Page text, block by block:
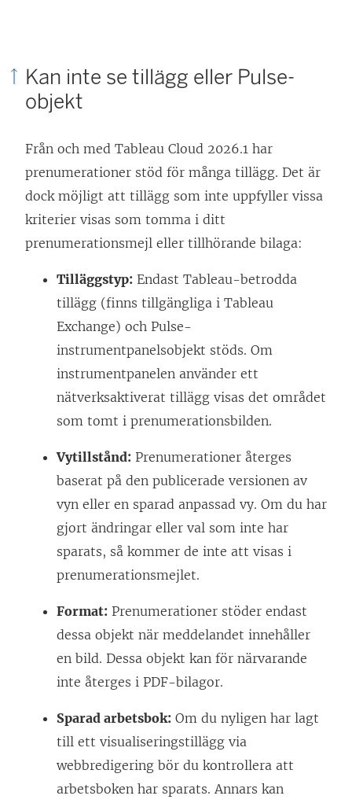
Kan inte se tillägg eller Pulse-
objekt
Från och med Tableau Cloud 2026.1 har
prenumerationer stöd för många tillägg. Det är
dock möjligt att tillägg som inte uppfyller vissa
kriterier visas som tomma i ditt
prenumerationsmejl eller tillhörande bilaga:
Tilläggstyp: Endast Tableau-betrodda
tillägg (finns tillgängliga i Tableau
Exchange) och Pulse-
instrumentpanelsobjekt stöds. Om
instrumentpanelen använder ett
nätverksaktiverat tillägg visas det området
som tomt i prenumerationsbilden.
Vytillstånd: Prenumerationer återges
baserat på den publicerade versionen av
vyn eller en sparad anpassad vy. Om du har
gjort ändringar eller val som inte har
sparats, så kommer de inte att visas i
prenumerationsmejlet.
Format: Prenumerationer stöder endast
dessa objekt när meddelandet innehåller
en bild. Dessa objekt kan för närvarande
inte återges i PDF-bilagor.
Sparad arbetsbok: Om du nyligen har lagt
till ett visualiseringstillägg via
webbredigering bör du kontrollera att
arbetsboken har sparats. Annars kan